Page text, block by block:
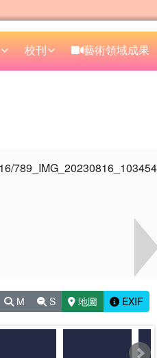
校刊 藝術領域成果
M S 地圖 EXIF